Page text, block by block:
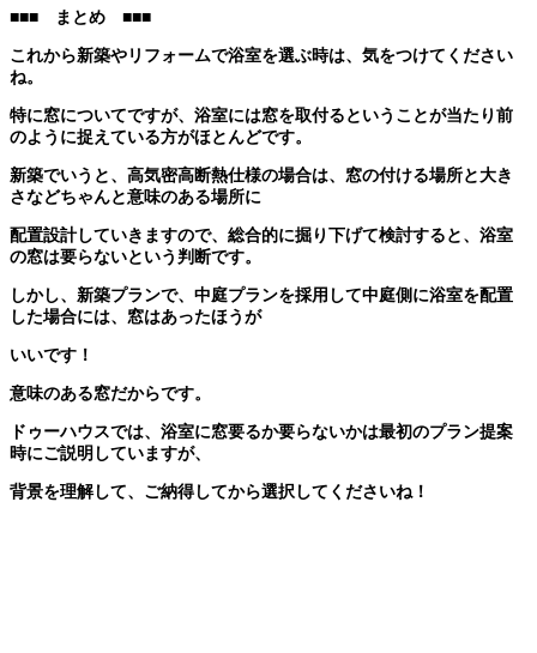
■■■
まとめ ■■■
これから新築やリフォームで浴室を選ぶ時は、気をつけてください
ね。
特に窓についてですが、浴室には窓を取付るということが当たり前
のように捉えている方がほとんどです。
新築でいうと、高気密高断熱仕様の場合は、窓の付ける場所と大き
さなどちゃんと意味のある場所に
配置設計していきますので、総合的に掘り下げて検討すると、浴室
の窓は要らないという判断です。
しかし、新築プランで、中庭プランを採用して中庭側に浴室を配置
した場合には、窓はあったほうが
いいです！
意味のある窓だからです。
ドゥーハウスでは、浴室に窓要るか要らないかは最初のプラン提案
時にご説明していますが、
背景を理解して、ご納得してから選択してくださいね！